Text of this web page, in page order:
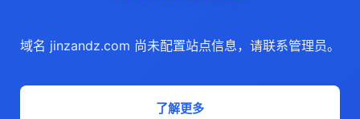
域名 jinzandz.com 尚未配置站点信息，请联系管理员。
了解更多